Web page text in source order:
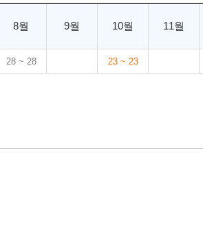
8월 9월 10월 11월
28 ~ 28 23 ~ 23